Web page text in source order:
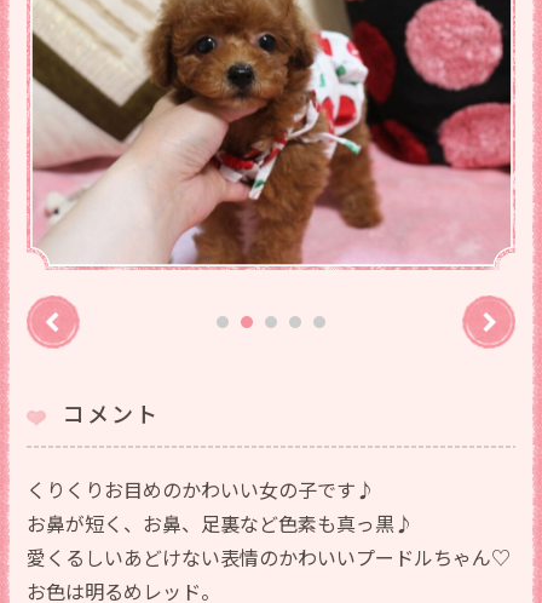
コメント
くりくりお目めのかわいい女の子です♪
お鼻が短く、お鼻、足裏など色素も真っ黒♪
愛くるしいあどけない表情のかわいいプードルちゃん♡
お色は明るめレッド。